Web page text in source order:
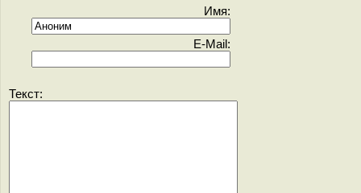
Имя:
E-Mail:
Текст: